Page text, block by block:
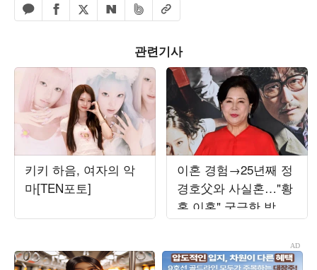
카카오톡 공유하기
페이스북 공유하기
엑스 공유하기
네이버 공유하기
밴드 공유하기
URL복사
관련기사
키키 하음, 여자의 악
마[TEN포토]
이혼 경험→25년째 정
경호父와 사실혼…"황
혼 이혼" 궁금한 박정
수 ('웬만해선')[종합]